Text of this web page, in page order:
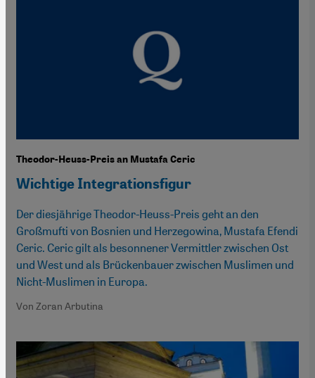
Theodor-Heuss-Preis an Mustafa Ceric
Wichtige Integrationsfigur
Der diesjährige Theodor-Heuss-Preis geht an den
Großmufti von Bosnien und Herzegowina, Mustafa Efendi
Ceric. Ceric gilt als besonnener Vermittler zwischen Ost
und West und als Brückenbauer zwischen Muslimen und
Nicht-Muslimen in Europa.
Von Zoran Arbutina